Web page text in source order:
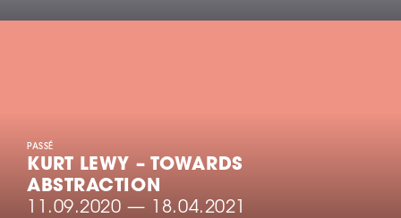
PASSÉ
KURT LEWY – TOWARDS
ABSTRACTION
11.09.2020— 18.04.2021